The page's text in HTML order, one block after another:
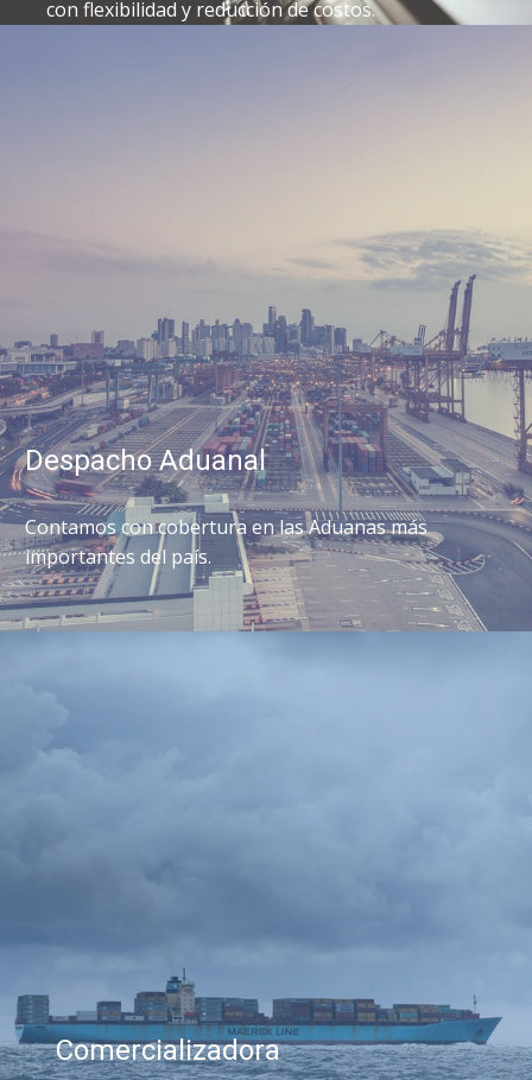
con flexibilidad y reducción de costos.
Despacho Aduanal
Contamos con cobertura en las Aduanas más
importantes del país.
Comercializadora